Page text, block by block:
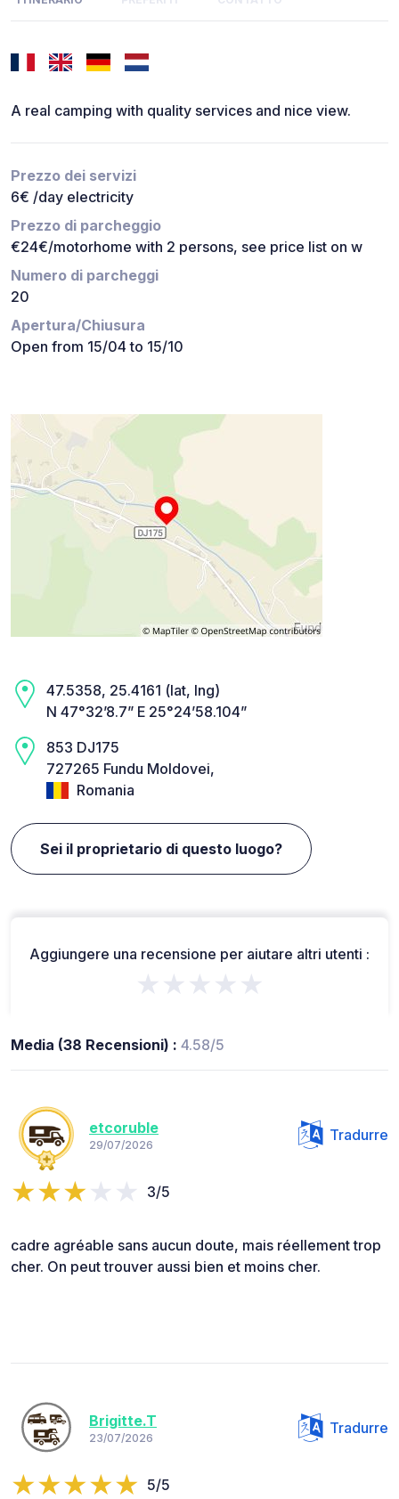
A real camping with quality services and nice view.
Prezzo dei servizi
6€ /day electricity
Prezzo di parcheggio
€24€/motorhome with 2 persons, see price list on w
Numero di parcheggi
20
Apertura/Chiusura
Open from 15/04 to 15/10
47.5358, 25.4161 (lat, lng)
N 47°32’8.7” E 25°24’58.104”
853 DJ175
727265 Fundu Moldovei,
Romania
Sei il proprietario di questo luogo?
Aggiungere una recensione per aiutare altri utenti :
★★★★★
Media (38 Recensioni) : 4.58/5
etcoruble
29/07/2026
Tradurre
3/5
cadre agréable sans aucun doute, mais réellement trop
cher. On peut trouver aussi bien et moins cher.
Brigitte.T
23/07/2026
Tradurre
5/5